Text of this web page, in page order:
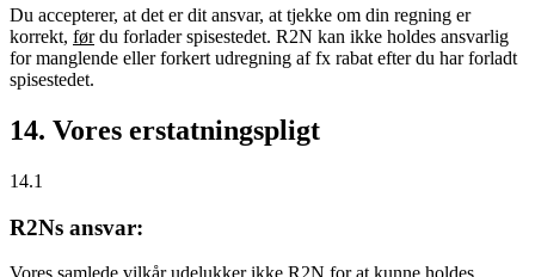
Du accepterer, at det er dit ansvar, at tjekke om din regning er
korrekt, førdu forlader spisestedet. R2N kan ikke holdes ansvarlig
for manglende eller forkert udregning af fx rabat efter du har forladt
spisestedet.
14. Vores erstatningspligt
14.1
R2Ns ansvar: